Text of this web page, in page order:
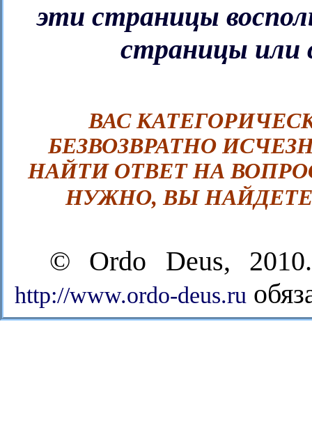
эти страницы
страницы или
ВАС
БЕЗВОЗВРАТНО
НАЙТИ ОТВЕТ НА
НУЖНО, ВЫ
© Ordo Deus,
http://www.ordo-deus.ru